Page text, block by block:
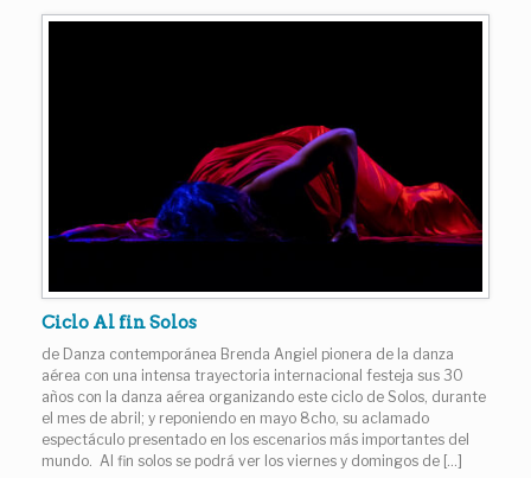
Ciclo Al fin Solos
de Danza contemporánea Brenda Angiel pionera de la danza
aérea con una intensa trayectoria internacional festeja sus 30
años con la danza aérea organizando este ciclo de Solos, durante
el mes de abril; y reponiendo en mayo 8cho, su aclamado
espectáculo presentado en los escenarios más importantes del
mundo. Al fin solos se podrá ver los viernes y domingos de […]